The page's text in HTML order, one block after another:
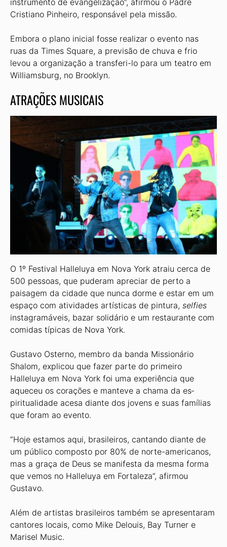
instrumento de evangeli­zação”, afirmou o Padre
Cristiano Pinheiro, responsável pela missão.
Embora o plano inicial fosse realizar o evento nas
ruas da Times Square, a previsão de chuva e frio
levou a organização a transferi-lo para um teatro em
Williamsburg, no Brooklyn.
ATRAÇÕES MUSICAIS
O 1º Festival Halleluya em Nova York atraiu cerca de
500 pessoas, que puderam apreciar de perto a
paisagem da cidade que nunca dorme e estar em um
espaço com atividades artísticas de pintura, selfies
instagramáveis, bazar solidário e um restaurante com
comi­das típicas de Nova York.
Gustavo Osterno, membro da banda Missionário
Shalom, explicou que fazer parte do primeiro
Halleluya em Nova York foi uma experiência que
aqueceu os corações e manteve a chama da es­
piritualidade acesa diante dos jovens e suas famílias
que foram ao evento.
“Hoje estamos aqui, brasileiros, cantando diante de
um público com­posto por 80% de norte-americanos,
mas a graça de Deus se manifesta da mesma forma
que vemos no Halleluya em Fortaleza”, afirmou
Gustavo.
Além de artistas brasileiros também se apresentaram
cantores locais, como Mike Delouis, Bay Turner e
Marisel Music.